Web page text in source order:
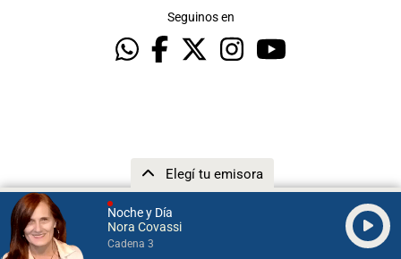
Noche y Día
Nora Covassi
Cadena 3
Elegí tu emisora
Seguinos en